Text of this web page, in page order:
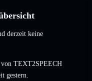
derzeit keine
von TEXT2SPEECH
gestern.